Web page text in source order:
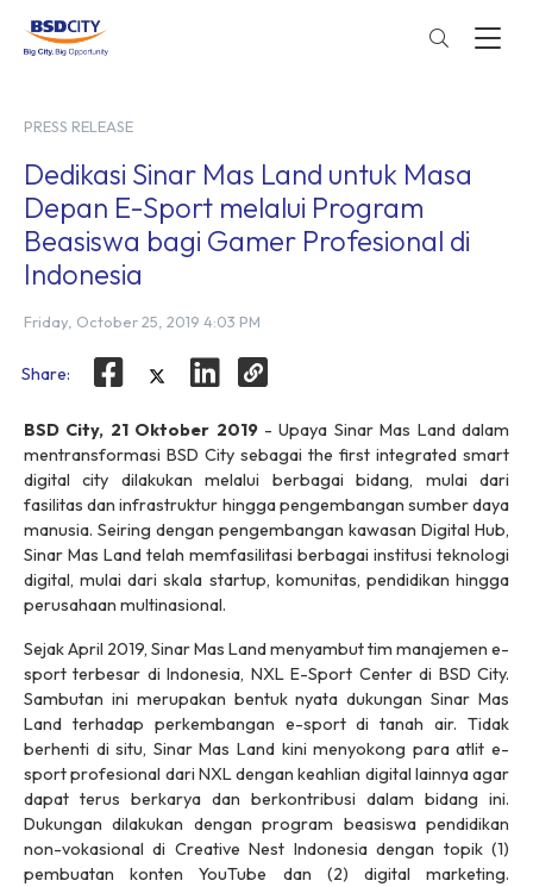
PRESS RELEASE
Dedikasi Sinar Mas Land untuk Masa
Depan E-Sport melalui Program
Beasiswa bagi Gamer Profesional di
Indonesia
Friday, October 25, 2019 4:03 PM
Share:
BSD City, 21 Oktober 2019- Upaya Sinar Mas Land dalam
mentransformasi BSD City sebagai the first integrated smart
digital city dilakukan melalui berbagai bidang, mulai dari
fasilitas dan infrastruktur hingga pengembangan sumber daya
manusia. Seiring dengan pengembangan kawasan Digital Hub,
Sinar Mas Land telah memfasilitasi berbagai institusi teknologi
digital, mulai dari skala startup, komunitas, pendidikan hingga
perusahaan multinasional.
Sejak April 2019, Sinar Mas Land menyambut tim manajemen e-
sport terbesar di Indonesia, NXL E-Sport Center di BSD City.
Sambutan ini merupakan bentuk nyata dukungan Sinar Mas
Land terhadap perkembangan e-sport di tanah air. Tidak
berhenti di situ, Sinar Mas Land kini menyokong para atlit e-
sportprofesional dari NXL dengan keahlian digital lainnya agar
dapat terus berkarya dan berkontribusi dalam bidang ini.
Dukungan dilakukan dengan program beasiswa pendidikan
non-vokasional di Creative Nest Indonesia dengan topik (1)
pembuatan konten YouTube dan (2) digital marketing.